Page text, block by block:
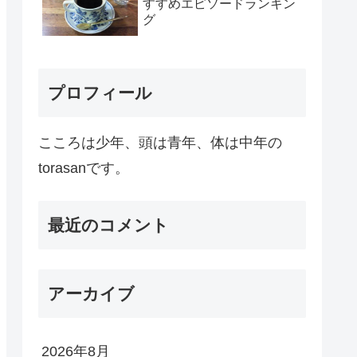
すすめエピソードランキン
グ
プロフィール
こころは少年、頭は青年、体は中年の
torasanです。
最近のコメント
アーカイブ
2026年8月